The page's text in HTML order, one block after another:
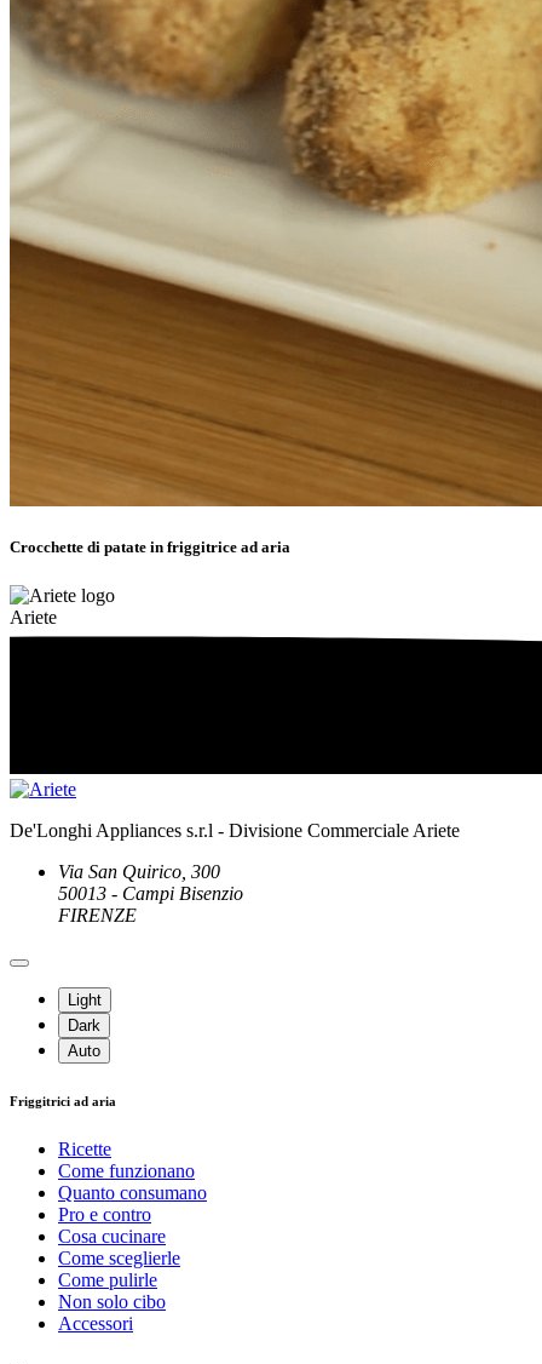
Crocchette di patate in friggitrice ad aria
Ariete
De'Longhi Appliances s.r.l - Divisione Commerciale Ariete
Via San Quirico, 300
50013 - Campi Bisenzio
FIRENZE
Light
Dark
Auto
Friggitrici ad aria
Ricette
Come funzionano
Quanto consumano
Pro e contro
Cosa cucinare
Come sceglierle
Come pulirle
Non solo cibo
Accessori